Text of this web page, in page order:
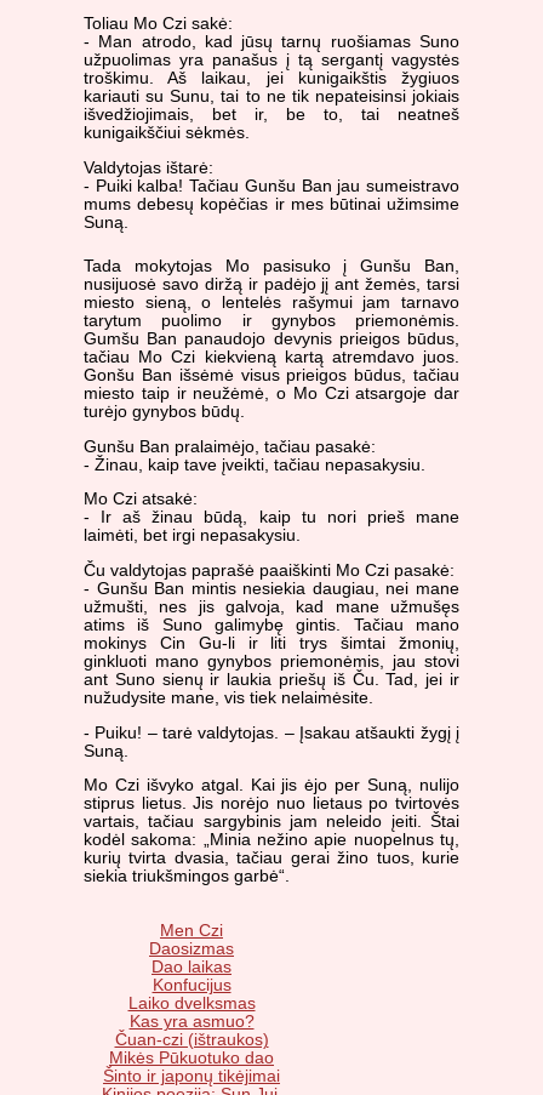
Toliau Mo Czi sakė:
- Man atrodo, kad jūsų tarnų ruošiamas Suno
užpuolimas yra panašus į tą sergantį vagystės
troškimu. Aš laikau, jei kunigaikštis žygiuos
kariauti su Sunu, tai to ne tik nepateisinsi jokiais
išvedžiojimais, bet ir, be to, tai neatneš
kunigaikščiui sėkmės.
Valdytojas ištarė:
- Puiki kalba! Tačiau Gunšu Ban jau sumeistravo
mums debesų kopėčias ir mes būtinai užimsime
Suną.
Tada mokytojas Mo pasisuko į Gunšu Ban,
nusijuosė savo diržą ir padėjo jį ant žemės, tarsi
miesto sieną, o lentelės rašymui jam tarnavo
tarytum puolimo ir gynybos priemonėmis.
Gumšu Ban panaudojo devynis prieigos būdus,
tačiau Mo Czi kiekvieną kartą atremdavo juos.
Gonšu Ban išsėmė visus prieigos būdus, tačiau
miesto taip ir neužėmė, o Mo Czi atsargoje dar
turėjo gynybos būdų.
Gunšu Ban pralaimėjo, tačiau pasakė:
- Žinau, kaip tave įveikti, tačiau nepasakysiu.
Mo Czi atsakė:
- Ir aš žinau būdą, kaip tu nori prieš mane
laimėti, bet irgi nepasakysiu.
Ču valdytojas paprašė paaiškinti Mo Czi pasakė:
- Gunšu Ban mintis nesiekia daugiau, nei mane
užmušti, nes jis galvoja, kad mane užmušęs
atims iš Suno galimybę gintis. Tačiau mano
mokinys Cin Gu-li ir liti trys šimtai žmonių,
ginkluoti mano gynybos priemonėmis, jau stovi
ant Suno sienų ir laukia priešų iš Ču. Tad, jei ir
nužudysite mane, vis tiek nelaimėsite.
- Puiku! – tarė valdytojas. – Įsakau atšaukti žygį į
Suną.
Mo Czi išvyko atgal. Kai jis ėjo per Suną, nulijo
stiprus lietus. Jis norėjo nuo lietaus po tvirtovės
vartais, tačiau sargybinis jam neleido įeiti. Štai
kodėl sakoma: „Minia nežino apie nuopelnus tų,
kurių tvirta dvasia, tačiau gerai žino tuos, kurie
siekia triukšmingos garbė“.
Men Czi
Daosizmas
Dao laikas
Konfucijus
Laiko dvelksmas
Kas yra asmuo?
Čuan-czi (ištraukos)
Mikės Pūkuotuko dao
Šinto ir japonų tikėjimai